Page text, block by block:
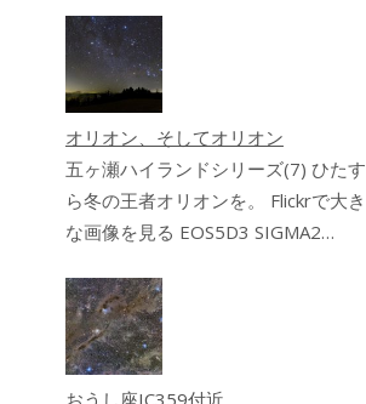
オリオン、そしてオリオン
五ヶ瀬ハイランドシリーズ(7) ひたす
ら冬の王者オリオンを。 Flickrで大き
な画像を見る EOS5D3 SIGMA2…
おうし座IC359付近